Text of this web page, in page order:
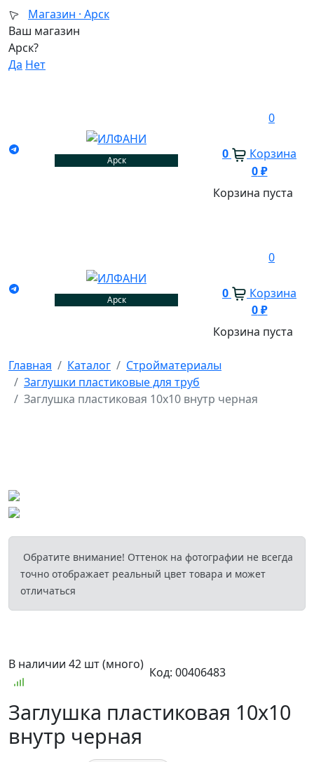
Магазин · Арск
Ваш магазин
Арск?
Да Нет
Арск
0
0
Корзина
0₽
Корзина пуста
Арск
0
0
Корзина
0₽
Корзина пуста
Главная Каталог
Стройматериалы
Заглушки пластиковые для труб
Заглушка пластиковая 10х10 внутр черная
Обратите внимание! Оттенок на фотографии не всегда
точно отображает реальный цвет товара и может
отличаться
В наличии 42 шт (много)
Код: 00406483
Заглушка пластиковая 10х10
внутр черная